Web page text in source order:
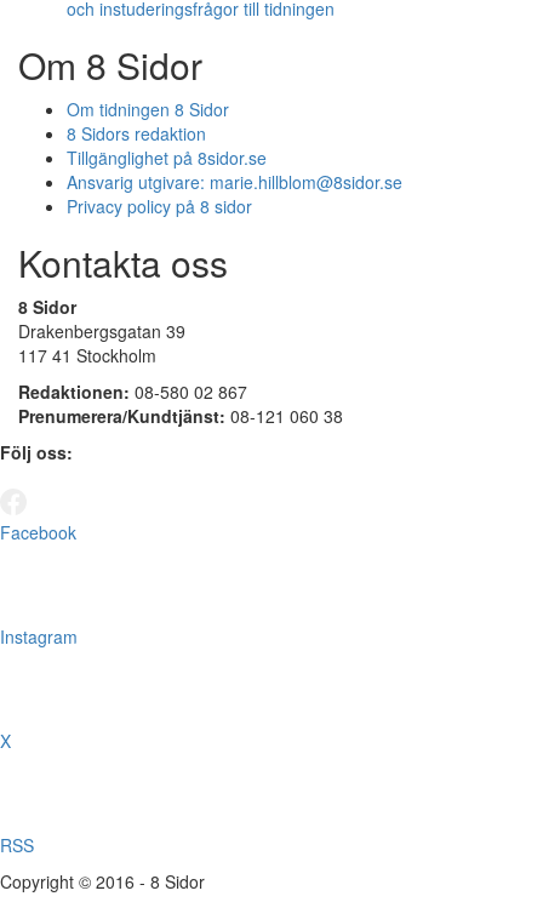
och instuderingsfrågor till tidningen
Om 8 Sidor
Om tidningen 8 Sidor
8 Sidors redaktion
Tillgänglighet på 8sidor.se
Ansvarig utgivare: marie.hillblom@8sidor.se
Privacy policy på 8 sidor
Kontakta oss
8 Sidor
Drakenbergsgatan 39
117 41 Stockholm
Redaktionen: 08-580 02 867
Prenumerera/Kundtjänst: 08-121 060 38
Följ oss:
Facebook
Instagram
X
RSS
Copyright © 2016 - 8 Sidor